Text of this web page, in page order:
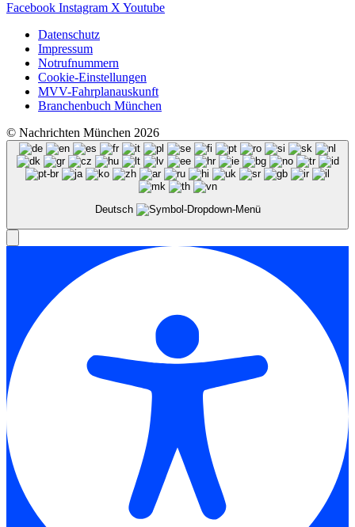
Facebook Instagram X Youtube
Datenschutz
Impressum
Notrufnummern
Cookie-Einstellungen
MVV-Fahrplanauskunft
Branchenbuch München
© Nachrichten München 2026
Deutsch